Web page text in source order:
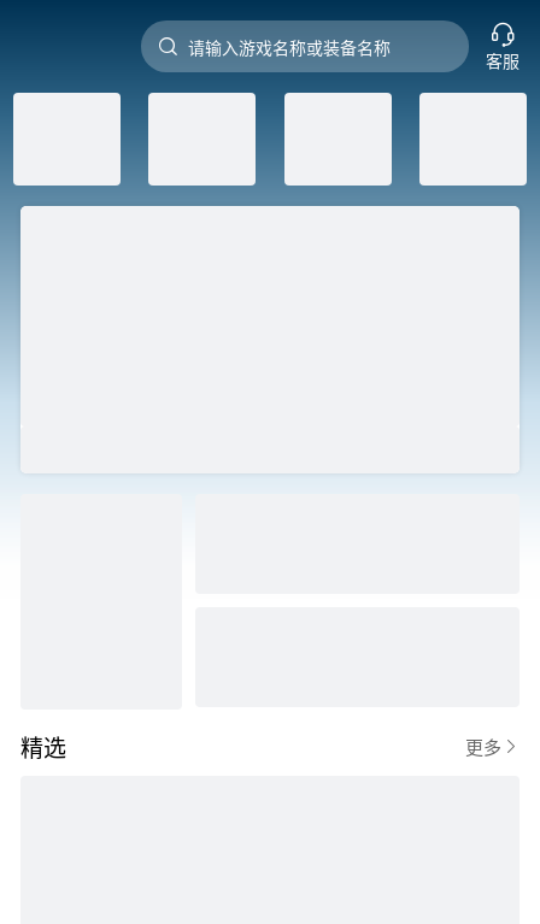
 请输入游戏名称或装备名称 
客服
精选 更多 